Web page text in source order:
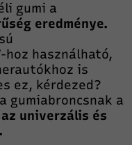
gumi a
eredménye.
hoz használható,
is
ez, kérdezed?
gumiabroncsnak a
az univerzális és